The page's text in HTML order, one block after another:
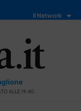
Il Network
ALLE 19:40